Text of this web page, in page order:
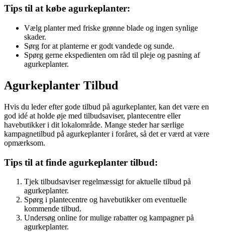
Tips til at købe agurkeplanter:
Vælg planter med friske grønne blade og ingen synlige
skader.
Sørg for at planterne er godt vandede og sunde.
Spørg gerne ekspedienten om råd til pleje og pasning af
agurkeplanter.
Agurkeplanter Tilbud
Hvis du leder efter gode tilbud på agurkeplanter, kan det være en
god idé at holde øje med tilbudsaviser, plantecentre eller
havebutikker i dit lokalområde. Mange steder har særlige
kampagnetilbud på agurkeplanter i foråret, så det er værd at være
opmærksom.
Tips til at finde agurkeplanter tilbud:
Tjek tilbudsaviser regelmæssigt for aktuelle tilbud på
agurkeplanter.
Spørg i plantecentre og havebutikker om eventuelle
kommende tilbud.
Undersøg online for mulige rabatter og kampagner på
agurkeplanter.